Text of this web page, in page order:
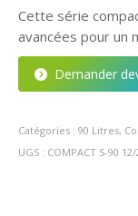
Cette série
avancées pour un
Demander
Catégories : 90 Litres,
UGS : COMPACT S-90